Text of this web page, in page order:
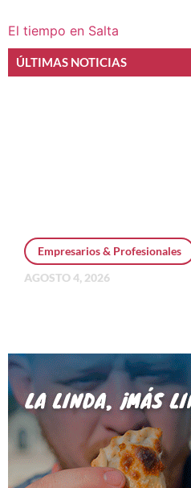
El tiempo en Salta
ÚLTIMAS NOTICIAS
Empresarios & Profesionales
AGOSTO 4, 2026